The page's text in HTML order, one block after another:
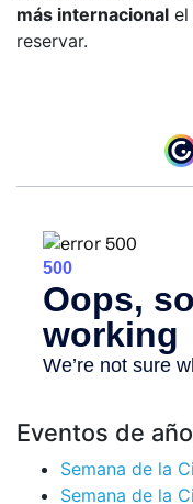
más internacional el
reservar.
Eventos de
Semana de la
Semana de la